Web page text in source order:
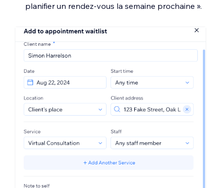
planifier un rendez-vous la semaine prochaine ».